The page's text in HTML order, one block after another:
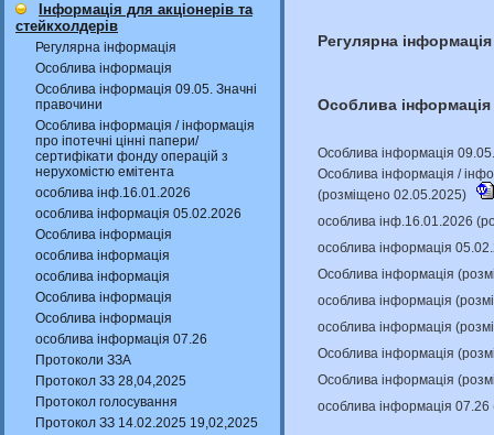
Інформація для акціонерів та
стейкхолдерів
Регулярна інформація
Особлива інформація
Особлива інформація 09.05. Значні
правочини
Особлива інформація / інформація
про іпотечні цінні папери/
сертифікати фонду операцій з
нерухомістю емітента
особлива інф.16.01.2026
особлива інформація 05.02.2026
Особлива інформація
особлива інформація
особлива інформація
Особлива інформація
Особлива інформація
особлива інформація 07.26
Протоколи ЗЗА
Протокол ЗЗ 28,04,2025
Протокол голосування
Протокол ЗЗ 14.02.2025 19,02,2025
Регулярна інформація
Особлива інформація
Особлива інформація
Особлива інформація /
(розміщено 02.05.2025)
особлива інф.16.01.2026
особлива інформація
Особлива інформація
особлива інформація
особлива інформація
Особлива інформація
Особлива інформація
особлива інформація